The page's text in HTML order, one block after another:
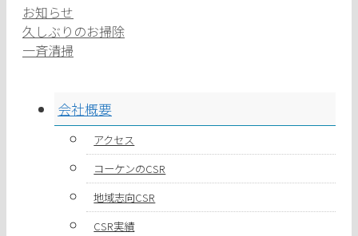
カ
テ
ゴ
お知らせ
久しぶりのお掃除
一斉清掃
会社概要
アクセス
コーケンのCSR
地域志向CSR
CSR実績